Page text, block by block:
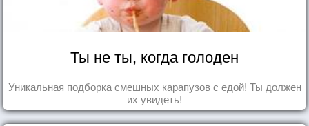
Ты не ты, когда голоден
Уникальная подборка смешных карапузов с едой! Ты должен
их увидеть!